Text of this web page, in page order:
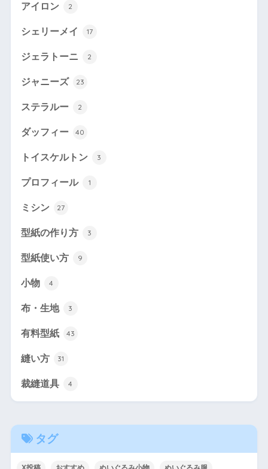
アイロン 2
シェリーメイ 17
ジェラトーニ 2
ジャニーズ 23
ステラルー 2
ダッフィー 40
トイスケルトン 3
プロフィール 1
ミシン 27
型紙の作り方 3
型紙使い方 9
小物 4
布・生地 3
有料型紙 43
縫い方 31
裁縫道具 4
タグ